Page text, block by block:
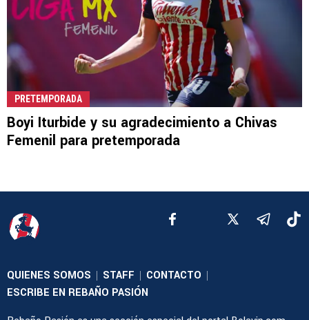
PRETEMPORADA
Boyi Iturbide y su agradecimiento a Chivas
Femenil para pretemporada
QUIENES SOMOS | STAFF | CONTACTO |
ESCRIBE EN REBAÑO PASIÓN